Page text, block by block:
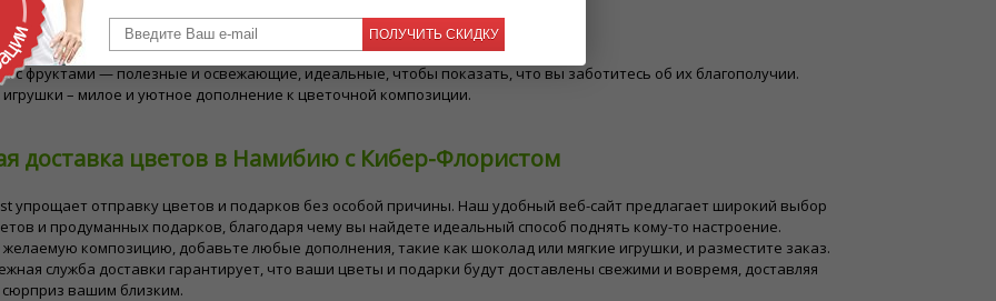
рассмотрите возможность отправки небольших подарков, например:
– сладкое лакомство, которое идеально сочетается с цветами.
с фруктами — полезные и освежающие, идеальные, чтобы показать, что вы заботитесь об их благополучии.
игрушки – милое и уютное дополнение к цветочной композиции.
доставка цветов в Намибию с Кибер-Флористом
упрощает отправку цветов и подарков без особой причины. Наш удобный веб-сайт предлагает широкий выбор
и продуманных подарков, благодаря чему вы найдете идеальный способ поднять кому-то настроение.
композицию, добавьте любые дополнения, такие как шоколад или мягкие игрушки, и разместите заказ.
служба доставки гарантирует, что ваши цветы и подарки будут доставлены свежими и вовремя, доставляя
сюрприз вашим близким.
ПОЛУЧИТЬ СКИДКУ